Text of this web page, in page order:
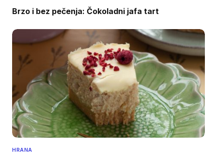
Brzo i bez pečenja: Čokoladni jafa tart
HRANA